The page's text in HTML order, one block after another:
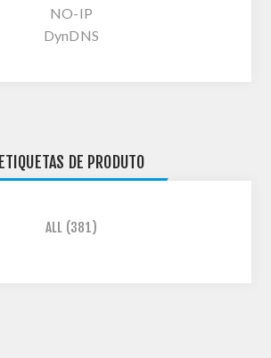
NO-IP
DynDNS
ETIQUETAS DE PRODUTO
ALL (381)